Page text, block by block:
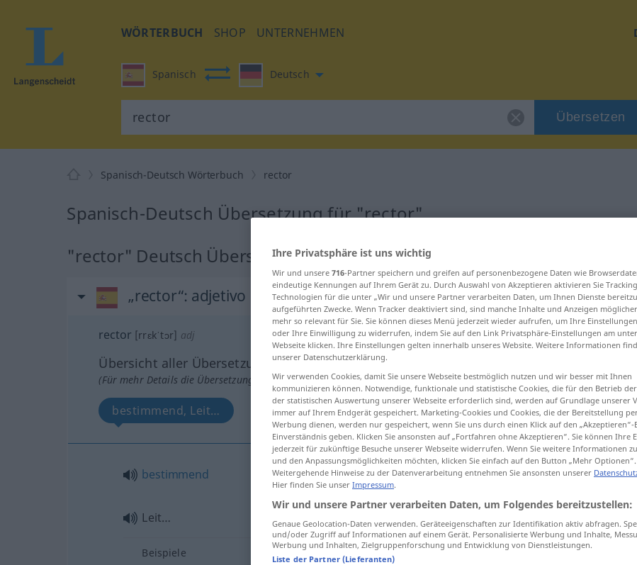
WÖRTERBUCH SHOP UNTERNEHMEN
Spanisch Deutsch
Übersetzen
Spanisch-Deutsch Wörterbuch rector
Spanisch-Deutsch Übersetzung für "rector"
"rector" Deutsch Übersetzung
„rector“: adjetivo
rector [rrɛkˈtɔr] adj
Übersicht aller Übersetzungen
(Für mehr Details die Übersetzung anklicken/antippen)
bestimmend, Leit…
bestimmend rector
Leit… rector
Beispiele
Ihre Privatsphäre ist uns wichtig
Wir und unsere 716-Partner speichern und greifen auf personenbezogene Daten wie
eindeutige Kennungen auf Ihrem Gerät zu. Durch Auswahl von Akzeptieren aktivieren Sie
Technologien für die unter „Wir und unsere Partner verarbeiten Daten, um Ihnen Dienste
aufgeführten Zwecke. Wenn Tracker deaktiviert sind, sind manche Inhalte und Anzeigen
mehr so relevant für Sie. Sie können dieses Menü jederzeit wieder aufrufen, um Ihre
oder Ihre Einwilligung zu widerrufen, indem Sie auf den Link Privatsphäre-Einstellungen am
Webseite klicken. Ihre Einstellungen gelten innerhalb unseres Website. Weitere Informationen
unserer Datenschutzerklärung.
Wir verwenden Cookies, damit Sie unsere Webseite bestmöglich nutzen und wir besser mit Ihnen
kommunizieren können. Notwendige, funktionale und statistische Cookies, die für den Betrieb
der statistischen Auswertung unserer Webseite erforderlich sind, werden auf Grundlage unserer
immer auf Ihrem Endgerät gespeichert. Marketing-Cookies und Cookies, die der Bereitstellung
Werbung dienen, werden nur gespeichert, wenn Sie uns durch einen Klick auf den
Einverständnis geben. Klicken Sie ansonsten auf „Fortfahren ohne Akzeptieren“. Sie können Ihre
jederzeit für zukünftige Besuche unserer Webseite widerrufen. Wenn Sie weitere Informationen
und den Anpassungsmöglichkeiten möchten, klicken Sie einfach auf den Button „Mehr Optionen“.
Weitergehende Hinweise zu der Datenverarbeitung entnehmen Sie ansonsten unserer
Hier finden Sie unser Impressum.
Wir und unsere Partner verarbeiten Daten, um Folgendes bereitzustellen:
Genaue Geolocation-Daten verwenden. Geräteeigenschaften zur Identifikation aktiv abfragen.
und/oder Zugriff auf Informationen auf einem Gerät. Personalisierte Werbung und Inhalte,
Werbung und Inhalten, Zielgruppenforschung und Entwicklung von Dienstleistungen.
Liste der Partner (Lieferanten)